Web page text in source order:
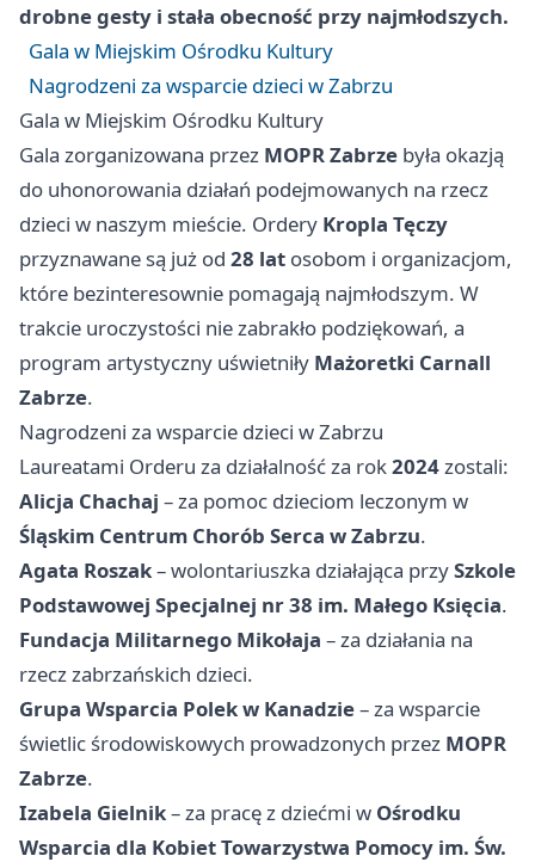
drobne gesty i stała obecność przy najmłodszych.
Gala w Miejskim Ośrodku Kultury
Nagrodzeni za wsparcie dzieci w Zabrzu
Gala w Miejskim Ośrodku Kultury
Gala zorganizowana przez MOPR Zabrze była okazją
do uhonorowania działań podejmowanych na rzecz
dzieci w naszym mieście. Ordery Kropla Tęczy
przyznawane są już od 28 lat osobom i organizacjom,
które bezinteresownie pomagają najmłodszym. W
trakcie uroczystości nie zabrakło podziękowań, a
program artystyczny uświetniły Mażoretki Carnall
Zabrze.
Nagrodzeni za wsparcie dzieci w Zabrzu
Laureatami Orderu za działalność za rok2024zostali:
Alicja Chachaj – za pomoc dzieciom leczonym w
Śląskim Centrum Chorób Serca w Zabrzu.
Agata Roszak– wolontariuszka działająca przySzkole
Podstawowej Specjalnej nr 38 im. Małego Księcia.
Fundacja Militarnego Mikołaja – za działania na
rzecz zabrzańskich dzieci.
Grupa Wsparcia Polek w Kanadzie– za wsparcie
świetlic środowiskowych prowadzonych przez MOPR
Zabrze.
Izabela Gielnik– za pracę z dziećmi w Ośrodku
Wsparcia dla Kobiet Towarzystwa Pomocy im. Św.